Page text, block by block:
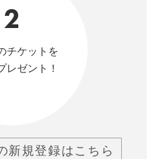
2
チケットを
レゼント！
新規登録はこちら